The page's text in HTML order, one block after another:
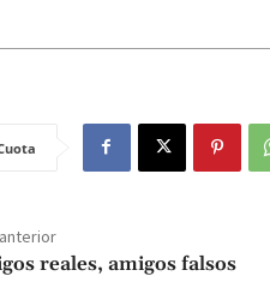
reales, amigos falsos